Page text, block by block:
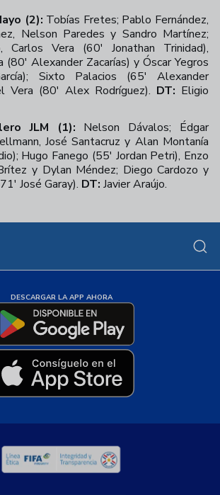
(2): Tobías Fretes; Pablo Fernández,
Nelson Paredes y Sandro Martínez;
Carlos Vera (60' Jonathan Trinidad),
(80' Alexander Zacarías) y Óscar Yegros
Sixto Palacios (65' Alexander
Vera (80' Alex Rodríguez). DT: Eligio
JLM (1): Nelson Dávalos; Édgar
José Santacruz y Alan Montanía
Hugo Fanego (55' Jordan Petri), Enzo
y Dylan Méndez; Diego Cardozo y
José Garay). DT: Javier Araújo.
DESCARGAR LA APP AHORA